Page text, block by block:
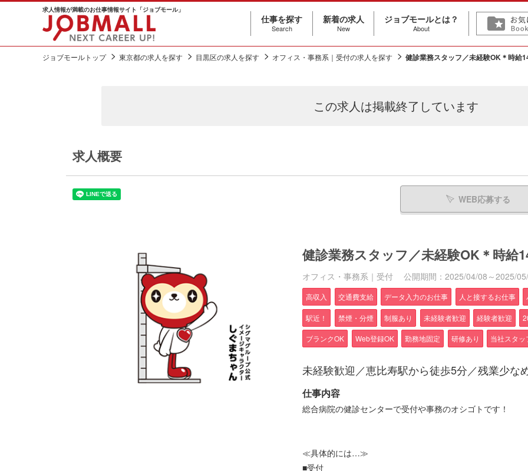
求人情報が満載のお仕事情報サイト「ジョブモール」
仕事を探す
Search
新着の求人
New
ジョブモールとは？
About
ジョブモールトップ 東京都の求人を探す 目黒区の求人を探す オフィス・事務系｜受付の求人を探す 健診業務スタッフ／未経験OK＊時給
この求人は掲載終了しています
求人概要
WEB応募する
健診業務スタッフ／未経験OK＊時給
オフィス・事務系｜受付 公開期間：2025/04/08～2025/
高収入 交通費支給 データ入力のお仕事 人と接するお仕事
駅近！ 禁煙・分煙 制服あり 未経験者歓迎 経験者歓迎
ブランクOK Web登録OK 勤務地固定 研修あり 当社スタッ
未経験歓迎／恵比寿駅から徒歩5分／残業少な
仕事内容
総合病院の健診センターで受付や事務のオシゴトです！
≪具体的には…≫
■受付